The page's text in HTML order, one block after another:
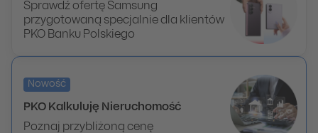
Sprawdź ofertę Samsung
przygotowaną specjalnie dla klientów
PKO Banku Polskiego
Nowość
PKO Kalkuluję Nieruchomość
Poznaj przybliżoną cenę